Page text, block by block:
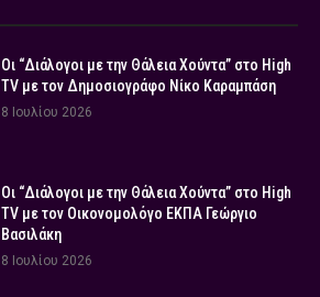
Οι “Διάλογοι με την Θάλεια Χούντα” στο High
TV με τον Δημοσιογράφο Νίκο Καραμπάση
8 Ιουλίου 2026
Οι “Διάλογοι με την Θάλεια Χούντα” στο High
TV με τον Οικονομολόγο ΕΚΠΑ Γεώργιο
Βασιλάκη
8 Ιουλίου 2026